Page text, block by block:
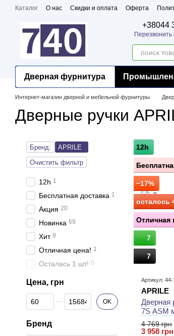
Перейти к основному контенту
Каталог О нас Скидки и оплата Оферта
+38044
Перезвонить
Дверная фурнитура
Интернет-магазин дверной и мебельной фурнитуры
Дверные ручки
12h
−17%
осталось
Отличная
7
7
Артикул: 44-
APRILE
Дверная
7S ASM
розетка)
4 769 грн
3 958 грн
Бренд:
APRILE
Очистить фильтр
12h 1
Бесплатная доставка 1
Акция 20
Новинка 69
Хит 9
Отличная цена! 1
Осталась 1 шт! 0
Цена, грн
От Цена, грн
До Цена, грн OK
Бренд